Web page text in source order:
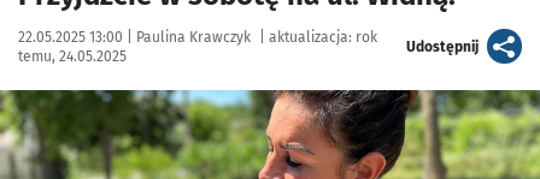
Data publikacji:
22.05.2025 13:00 | Autor:
Paulina Krawczyk aktualizacja: rok
temu, 24.05.2025
Udostępnijartykuł
Kliknij, aby powiększyć